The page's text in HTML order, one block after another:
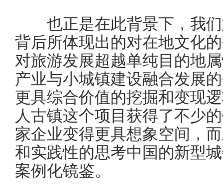
也正是在此背景下，我们
背后所体现出的对在地文化
对旅游发展超越单纯目的地
产业与小城镇建设融合发展
更具综合价值的挖掘和变现
人古镇这个项目获得了不少
家企业变得更具想象空间，
和实践性的思考中国的新型
案例化镜鉴。